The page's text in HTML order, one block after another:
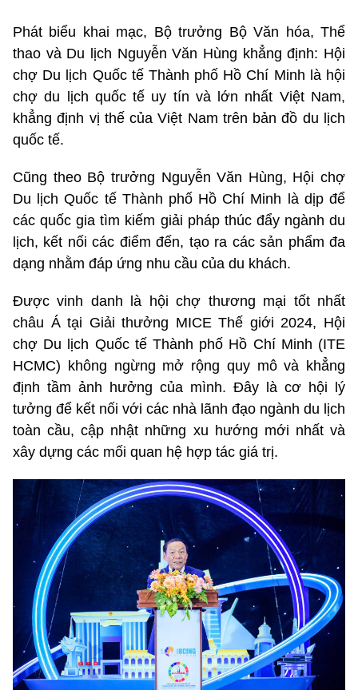
Phát biểu khai mạc, Bộ trưởng Bộ Văn hóa, Thể
thao và Du lịch Nguyễn Văn Hùng khẳng định: Hội
chợ Du lịch Quốc tế Thành phố Hồ Chí Minh là hội
chợ du lịch quốc tế uy tín và lớn nhất Việt Nam,
khẳng định vị thế của Việt Nam trên bản đồ du lịch
quốc tế.
Cũng theo Bộ trưởng Nguyễn Văn Hùng, Hội chợ
Du lịch Quốc tế Thành phố Hồ Chí Minh là dịp để
các quốc gia tìm kiếm giải pháp thúc đẩy ngành du
lịch, kết nối các điểm đến, tạo ra các sản phẩm đa
dạng nhằm đáp ứng nhu cầu của du khách.
Được vinh danh là hội chợ thương mại tốt nhất
châu Á tại Giải thưởng MICE Thế giới 2024, Hội
chợ Du lịch Quốc tế Thành phố Hồ Chí Minh (ITE
HCMC) không ngừng mở rộng quy mô và khẳng
định tầm ảnh hưởng của mình. Đây là cơ hội lý
tưởng để kết nối với các nhà lãnh đạo ngành du lịch
toàn cầu, cập nhật những xu hướng mới nhất và
xây dựng các mối quan hệ hợp tác giá trị.